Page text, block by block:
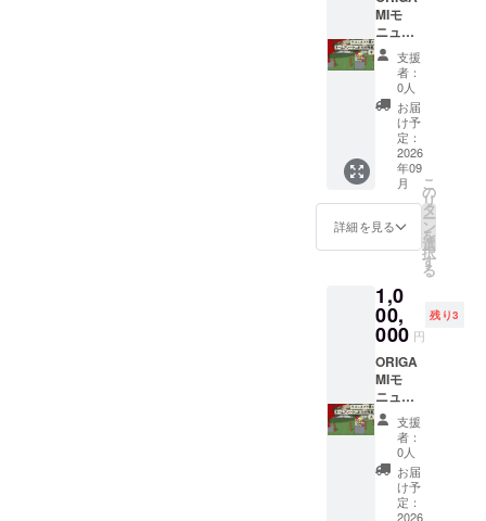
い。
※2026
年9月秋
頃の新
聞に1回
※お名前
が掲載
された
チラシ
はお送
りさせ
て頂き
ます。
イズ：
大
（25×4.
5ｃｍ程
度）※寸
法は多
少前後
する可
能性が
ござい
ます。
・支援
時、必
ず備考
欄に希
るお名
前をご
記入く
ださ
い。
※2026
年9月秋
頃の新
聞に1回
※お名前
が掲載
された
チラシ
に名前
を掲載
する権
利
（小）
①ORIG
AMIモ
ニュメ
ント プ
ロジェ
クト
ネーム
プレー
ト
（小）
前掲
載】 支
援者様
のお名
前
（ニッ
クネー
ム）を
掲載し
ます。
・設置
場所：
栃木県
MIモ
ニュメ
ント プ
ロジェ
クト
ネーム
プレー
（中）
【お名
前掲
載】 ＋
ORIGA
MIモ
ニュメ
ラウド
ファン
ディン
グ協賛
チラシ
に名前
を掲載
する権
利
（中）
①ORIG
AMIモ
ニュメ
支援
者：
0人
お届
け予
定：
2026
年09
月
詳細を見る
こ
の
リ
タ
ー
ン
を
選
択
す
る
1,0
00,
000 円
残り3
ORIGA
MIモ
ニュメ
ント プ
ロジェ
クト
ネーム
プレー
ト(大)
支援
者：
0人
お届
け予
定：
2026